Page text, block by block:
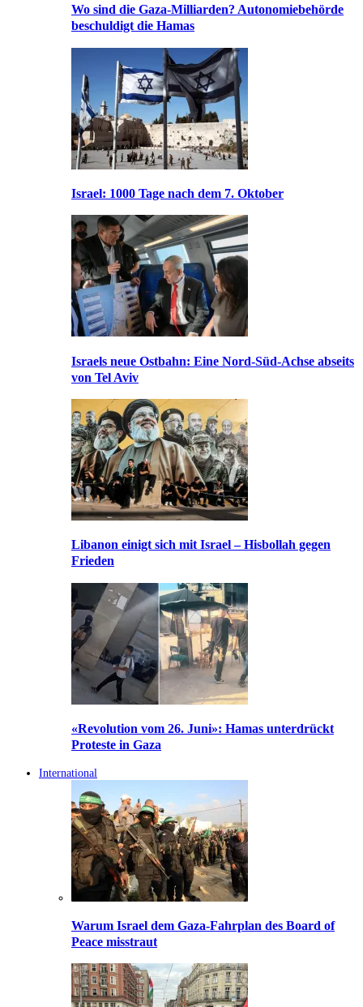
Wo sind die Gaza-Milliarden? Autonomiebehörde
beschuldigt die Hamas
Israel: 1000 Tage nach dem 7. Oktober
Israels neue Ostbahn: Eine Nord-Süd-Achse abseits
von Tel Aviv
Libanon einigt sich mit Israel – Hisbollah gegen
Frieden
«Revolution vom 26. Juni»: Hamas unterdrückt
Proteste in Gaza
International
Warum Israel dem Gaza-Fahrplan des Board of
Peace misstraut